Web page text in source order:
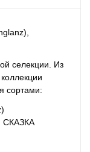
селекции. Из
сортами: